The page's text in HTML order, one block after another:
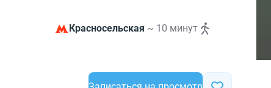
Красносельская ~ 10 минут